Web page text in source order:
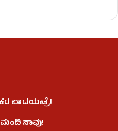
ಪಾದಯಾತ್ರೆ!
ಸಾವು!